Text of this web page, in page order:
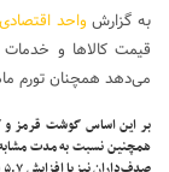
به گزارش واحد اقتصادی
قیمت کالاها و خدمات
می‌دهد همچنان تورم